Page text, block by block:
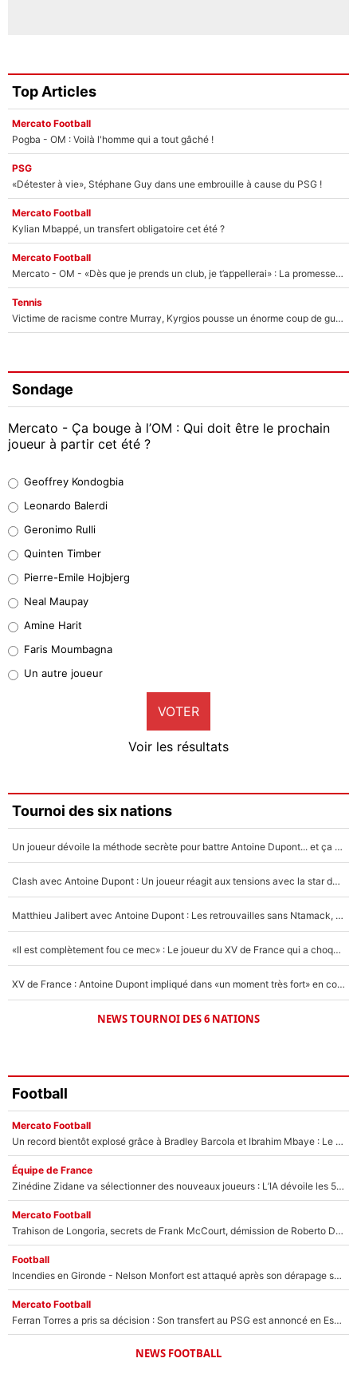
Top Articles
Mercato Football
Pogba - OM : Voilà l'homme qui a tout gâché !
PSG
«Détester à vie», Stéphane Guy dans une embrouille à cause du PSG !
Mercato Football
Kylian Mbappé, un transfert obligatoire cet été ?
Mercato Football
Mercato - OM - «Dès que je prends un club, je t’appellerai» : La promesse de Marcelino au moment de claquer la porte
Tennis
Victime de racisme contre Murray, Kyrgios pousse un énorme coup de gueule !
Sondage
Mercato - Ça bouge à l’OM : Qui doit être le prochain
joueur à partir cet été ?
38%
32%
5%
1%
9%
Faris Moumbagna
4%
Un autre joueur
5%
Geoffrey Kondogbia
Leonardo Balerdi
Geronimo Rulli
Quinten Timber
Pierre-Emile Hojbjerg
Neal Maupay
Amine Harit
Faris Moumbagna
Un autre joueur
VOTER
Voir les résultats
Tournoi des six nations
Un joueur dévoile la méthode secrète pour battre Antoine Dupont... et ça marche !
Clash avec Antoine Dupont : Un joueur réagit aux tensions avec la star du XV de France !
Matthieu Jalibert avec Antoine Dupont : Les retrouvailles sans Ntamack, «il y a eu des discussions»
«Il est complètement fou ce mec» : Le joueur du XV de France qui a choqué Matthieu Jalibert !
XV de France : Antoine Dupont impliqué dans «un moment très fort» en coulisses
NEWS TOURNOI DES 6 NATIONS
Football
Mercato Football
Un record bientôt explosé grâce à Bradley Barcola et Ibrahim Mbaye : Le PSG sur le point de réaliser un mercato historique ?
Équipe de France
Zinédine Zidane va sélectionner des nouveaux joueurs : L’IA dévoile les 5 cracks qui pourraient rapidement le rejoindre en équipe de France !
Mercato Football
Trahison de Longoria, secrets de Frank McCourt, démission de Roberto De Zerbi : Medhi Benatia se lâche sur son départ de l'OM et fait d'importantes révélations
Football
Incendies en Gironde - Nelson Monfort est attaqué après son dérapage sur CNews : «Et lui, il prend combien pour parler dans un studio climatisé?»
Mercato Football
Ferran Torres a pris sa décision : Son transfert au PSG est annoncé en Espagne !
NEWS FOOTBALL